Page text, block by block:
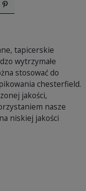
Pinterest
tapicerskie
wytrzymałe
stosować do
chesterfield.
jakości,
nasze
niskiej jakości